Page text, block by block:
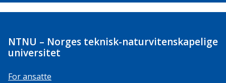
Studieprogrammer
NTNU – Norges teknisk-naturvitenskapelige
universitet
For ansatte